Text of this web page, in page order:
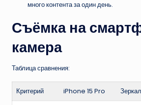
много контента за один день.
Съёмка на
камера
Таблица сравнения:
Критерий iPhone 15 Pro